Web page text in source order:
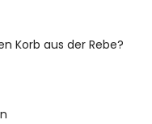
Korb aus der Rebe?